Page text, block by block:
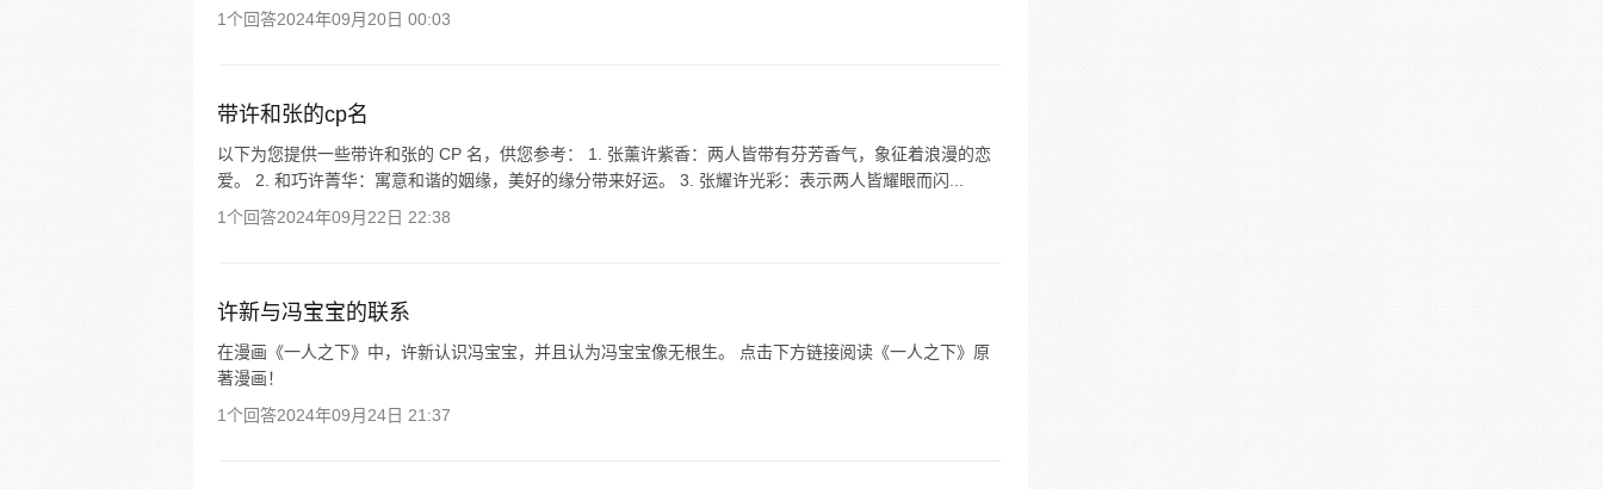
1个回答2024年09月20日 00:03
带许和张的cp名
以下为您提供一些带许和张的 CP 名，供您参考： 1. 张薰许紫香：两人皆带有芬芳香气，象征着浪漫的恋
爱。 2. 和巧许菁华：寓意和谐的姻缘，美好的缘分带来好运。 3. 张耀许光彩：表示两人皆耀眼而闪...
1个回答2024年09月22日 22:38
许新与冯宝宝的联系
在漫画《一人之下》中，许新认识冯宝宝，并且认为冯宝宝像无根生。 点击下方链接阅读《一人之下》原
著漫画！
1个回答2024年09月24日 21:37